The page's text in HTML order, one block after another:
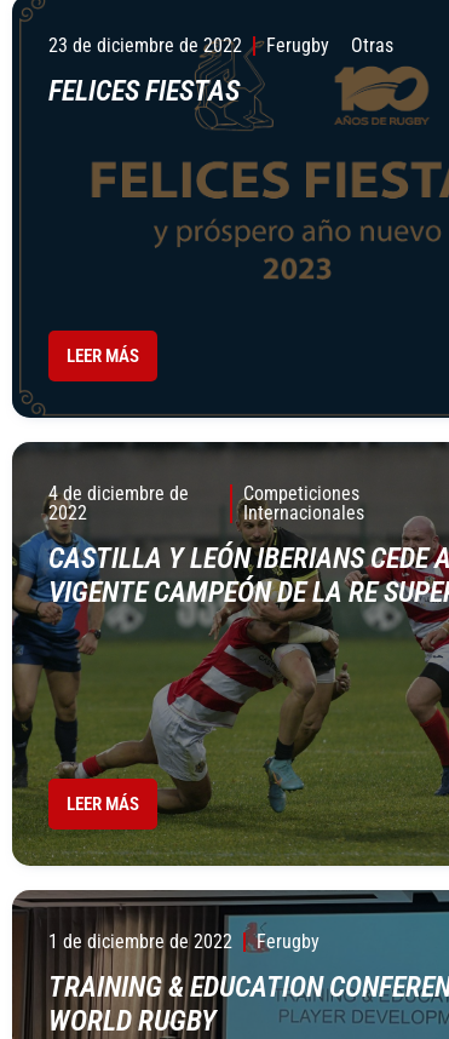
23 de diciembre de 2022 Ferugby Otras
FELICES FIESTAS
LEER MÁS
4 de diciembre de
2022
Competiciones
Internacionales
CASTILLA Y LEÓN IBERIANS CEDE
VIGENTE CAMPEÓN DE LA RE
LEER MÁS
1 de diciembre de 2022 Ferugby
TRAINING & EDUCATION
WORLD RUGBY